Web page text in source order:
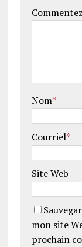
Commentez
Nom*
Courriel*
Site Web
mon site
prochain